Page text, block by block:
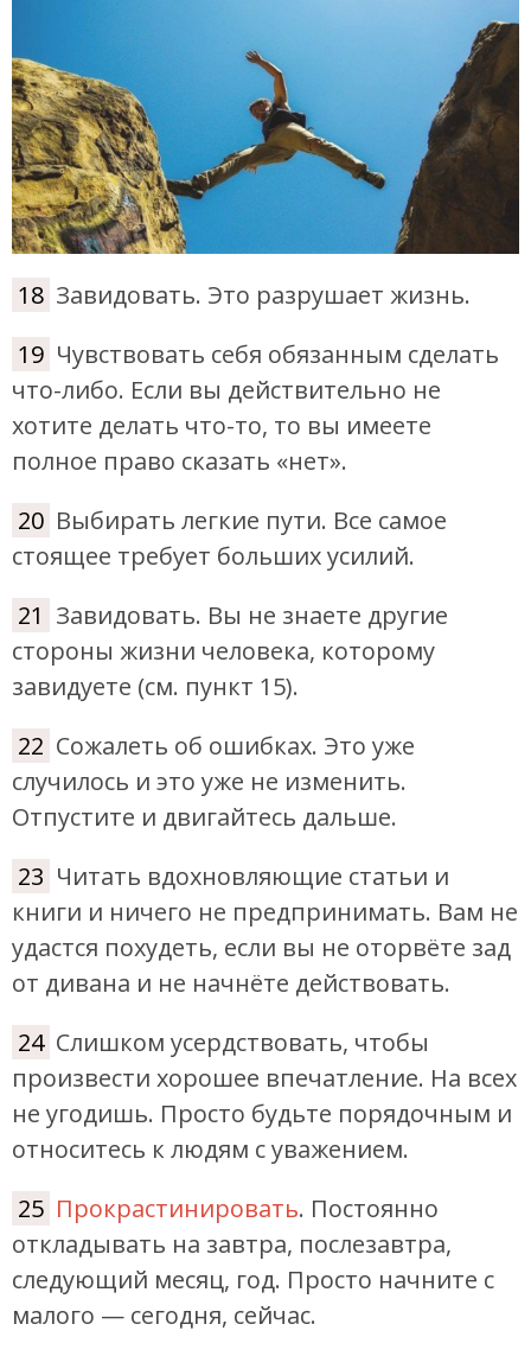
18 Завидовать. Это разрушает жизнь.
19 Чувствовать себя обязанным сделать
что-либо. Если вы действительно не
хотите делать что-то, то вы имеете
полное право сказать «нет».
20 Выбирать легкие пути. Все самое
стоящее требует больших усилий.
21 Завидовать. Вы не знаете другие
стороны жизни человека, которому
завидуете (см. пункт 15).
22 Сожалеть об ошибках. Это уже
случилось и это уже не изменить.
Отпустите и двигайтесь дальше.
23 Читать вдохновляющие статьи и
книги и ничего не предпринимать. Вам не
удастся похудеть, если вы не оторвёте зад
от дивана и не начнёте действовать.
24 Слишком усердствовать, чтобы
произвести хорошее впечатление. На всех
не угодишь. Просто будьте порядочным и
относитесь к людям с уважением.
25 Прокрастинировать. Постоянно
откладывать на завтра, послезавтра,
следующий месяц, год. Просто начните с
малого — сегодня, сейчас.